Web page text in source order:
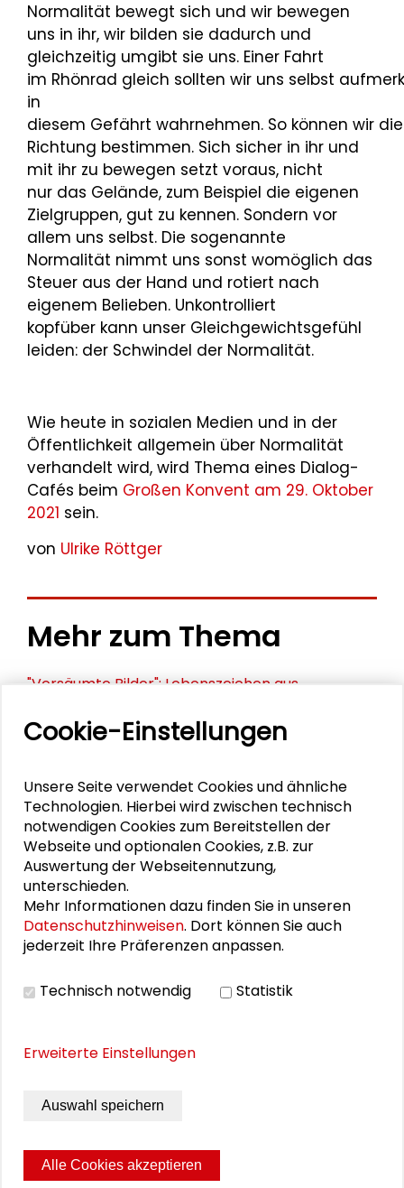
Normalität bewegt sich und wir bewegen
uns in ihr, wir bilden sie dadurch und
gleichzeitig umgibt sie uns. Einer Fahrt
im Rhönrad gleich sollten wir uns selbst
in
diesem Gefährt wahrnehmen. So können wir die
Richtung bestimmen. Sich sicher in ihr und
mit ihr zu bewegen setzt voraus, nicht
nur das Gelände, zum Beispiel die eigenen
Zielgruppen, gut zu kennen. Sondern vor
allem uns selbst. Die sogenannte
Normalität nimmt uns sonst womöglich das
Steuer aus der Hand und rotiert nach
eigenem Belieben. Unkontrolliert
kopfüber kann unser Gleichgewichtsgefühl
leiden: der Schwindel der Normalität.
Wie heute in sozialen Medien und in der
Öffentlichkeit allgemein über Normalität
verhandelt wird, wird Thema eines Dialog-
Cafés beim Großen Konvent am 29. Oktober
2021 sein.
von Ulrike Röttger
Mehr zum Thema
"Versäumte Bilder": Lebenszeichen aus
Ein energiegeladener Start in Darmstadt
"Versäumte Bilder" in Berlin und Bonn
Transformationssoziologie: Zwischen Analyse und
Gestaltung
Die Stadt im Wandel weiterdenken
Medien und Journalismus
There are currently no comments on this post.
Cookie-Einstellungen
Unsere Seite verwendet Cookies und ähnliche
Technologien. Hierbei wird zwischen technisch
notwendigen Cookies zum Bereitstellen der
Webseite und optionalen Cookies, z.B. zur
Auswertung der Webseitennutzung,
unterschieden.
Mehr Informationen dazu finden Sie in unseren
Datenschutzhinweisen. Dort können Sie auch
jederzeit Ihre Präferenzen anpassen.
Technisch notwendig Statistik
Erweiterte Einstellungen
Auswahl speichern
Alle Cookies akzeptieren